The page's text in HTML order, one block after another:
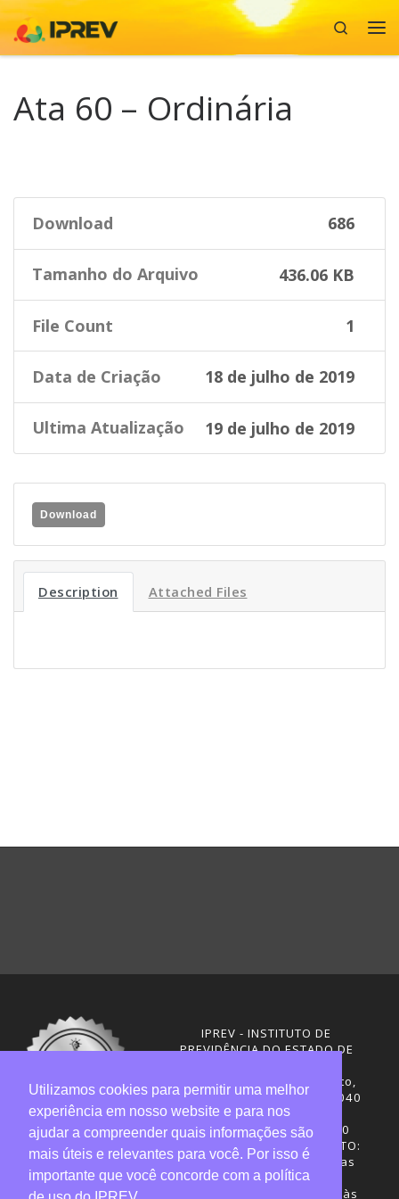
Skip to content
Search
Ata 60 – Ordinária
Download 686
Tamanho do Arquivo 436.06 KB
File Count 1
Data de Criação 18 de julho de 2019
Ultima Atualização 19 de julho de 2019
Download
Description Attached Files
IPREV - INSTITUTO DE
PREVIDÊNCIA DO ESTADO DE
Rua Visconde de Ouro Preto,
291 – Centro - CEP: 88020-040
Florianópolis - SC
Telefones: (48) 3665-4600
HORÁRIO DE FUNCIONAMENTO:
Central de Atendimento: das
12h30 às 18h
Sede administrativa: 7h30 às
Utilizamos cookies para permitir uma melhor
experiência em nosso website e para nos
ajudar a compreender quais informações são
mais úteis e relevantes para você. Por isso é
importante que você concorde com a política